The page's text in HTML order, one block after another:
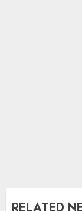
RELATED